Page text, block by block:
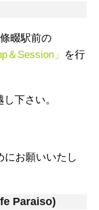
畷駅前の
＆Session」
を行
下さい。
にお願いいたし
Paraiso)